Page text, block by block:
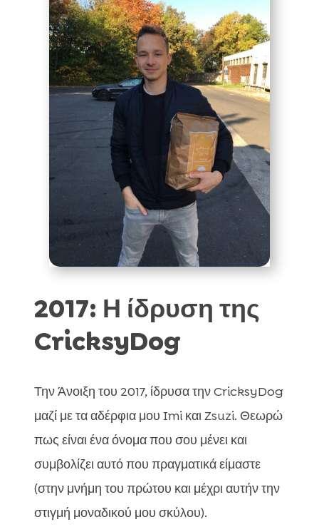
2017: Η ίδρυση της
CricksyDog
Την Άνοιξη του 2017, ίδρυσα την CricksyDog
μαζί με τα αδέρφια μου Imi και Zsuzi. Θεωρώ
πως είναι ένα όνομα που σου μένει και
συμβολίζει αυτό που πραγματικά είμαστε
(στην μνήμη του πρώτου και μέχρι αυτήν την
στιγμή μοναδικού μου σκύλου).